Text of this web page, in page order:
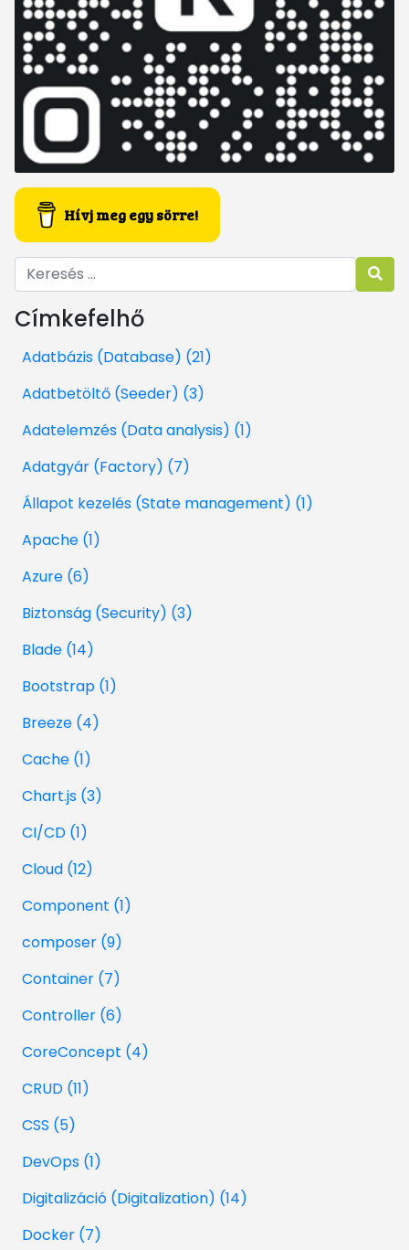
Hívj meg egy sörre!
Címkefelhő
Adatbázis (Database) (21)
Adatbetöltő (Seeder) (3)
Adatelemzés (Data analysis) (1)
Adatgyár (Factory) (7)
Állapot kezelés (State management) (1)
Apache (1)
Azure (6)
Biztonság (Security) (3)
Blade (14)
Bootstrap (1)
Breeze (4)
Cache (1)
Chart.js (3)
CI/CD (1)
Cloud (12)
Component (1)
composer (9)
Container (7)
Controller (6)
CoreConcept (4)
CRUD (11)
CSS (5)
DevOps (1)
Digitalizáció (Digitalization) (14)
Docker (7)